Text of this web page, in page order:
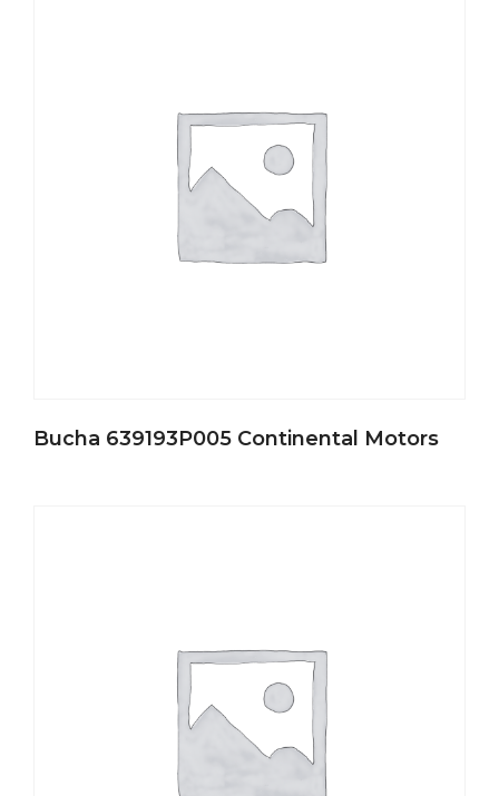
Bucha 639193P005 Continental Motors